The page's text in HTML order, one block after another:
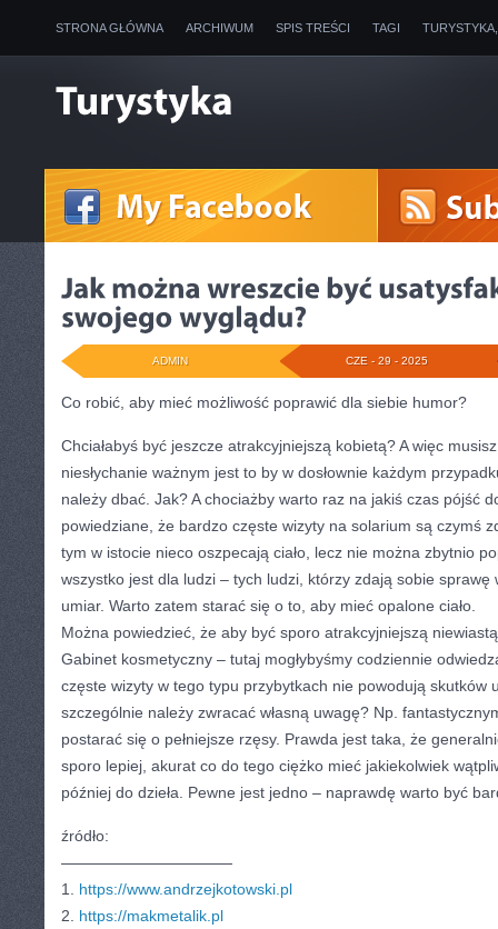
STRONA GŁÓWNA ARCHIWUM SPIS TREŚCI TAGI
CZE - 29 - 2025
ADMIN
Co robić, aby mieć możliwość poprawić dla siebie humor?
Chciałabyś być jeszcze atrakcyjniejszą kobietą? A więc
niesłychanie ważnym jest to by w dosłownie każdym
należy dbać. Jak? A chociażby warto raz na jakiś czas pójść
powiedziane, że bardzo częste wizyty na solarium są czymś
tym w istocie nieco oszpecają ciało, lecz nie można zbytnio
wszystko jest dla ludzi – tych ludzi, którzy zdają sobie sprawę
umiar. Warto zatem starać się o to, aby mieć opalone ciało.
Można powiedzieć, że aby być sporo atrakcyjniejszą
Gabinet kosmetyczny – tutaj mogłybyśmy codziennie
częste wizyty w tego typu przybytkach nie powodują skutków
szczególnie należy zwracać własną uwagę? Np.
postarać się o pełniejsze rzęsy. Prawda jest taka, że
sporo lepiej, akurat co do tego ciężko mieć jakiekolwiek
później do dzieła. Pewne jest jedno – naprawdę warto być
źródło:
———————————
1. https://www.andrzejkotowski.pl
2. https://makmetalik.pl